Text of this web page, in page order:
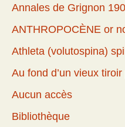
Annales de Grignon
ANTHROPOCÈNE or
Athleta (volutospina)
Au fond d’un vieux
Aucun accès
Bibliothèque